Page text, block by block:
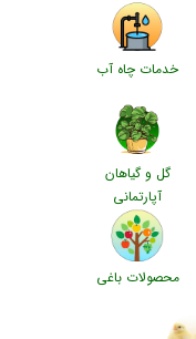
خدمات چاه آب
گل و گیاهان
آپارتمانی
محصولات باغی